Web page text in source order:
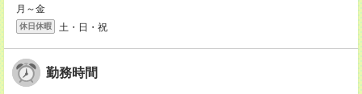
月～金
休日休暇 土・日・祝
勤務時間